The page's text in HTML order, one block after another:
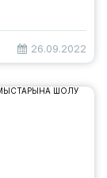
26.09.2022